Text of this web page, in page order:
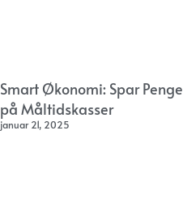
Smart Økonomi: Spar Penge
på Måltidskasser
januar 21, 2025